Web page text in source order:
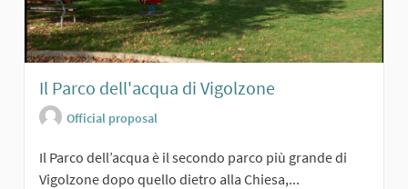
Il Parco dell'acqua di Vigolzone
Official proposal
Il Parco dell’acqua è il secondo parco più grande di
Vigolzone dopo quello dietro alla Chiesa,...